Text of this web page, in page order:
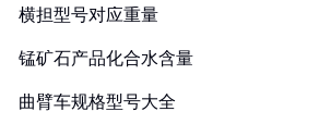
横担型号对应重量
锰矿石产品化合水含量
曲臂车规格型号大全